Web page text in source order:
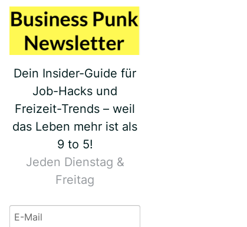
Dein Insider-Guide für
Job-Hacks und
Freizeit-Trends – weil
das Leben mehr ist als
9 to 5!
Jeden Dienstag &
Freitag